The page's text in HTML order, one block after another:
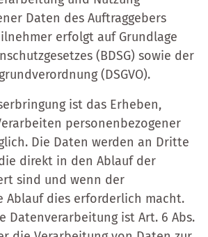
Daten des Auftraggebers
erfolgt auf Grundlage
(BDSG) sowie der
(DSGVO).
ist das Erheben,
personenbezogener
Die Daten werden an Dritte
direkt in den Ablauf der
sind und wenn der
Ablauf dies erforderlich macht.
Datenverarbeitung ist Art. 6 Abs.